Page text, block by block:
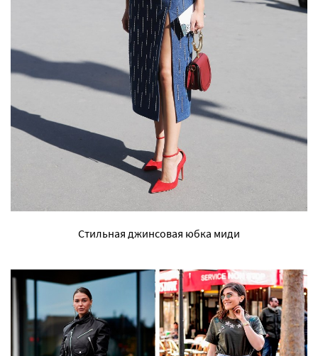
Стильная джинсовая юбка миди